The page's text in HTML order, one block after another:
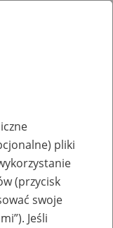
pliki
(przycisk
swoje
Jeśli